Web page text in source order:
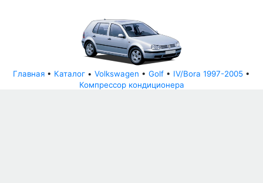
Главная • Каталог • Volkswagen • Golf • IV/Bora 1997-2005 •
Компрессор кондиционера